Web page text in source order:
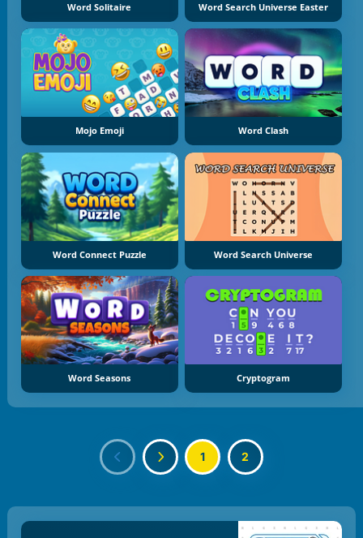
Word Solitaire Word Search Universe Easter
Mojo Emoji Word Clash
Word Connect Puzzle Word Search Universe
Word Seasons Cryptogram
1 2